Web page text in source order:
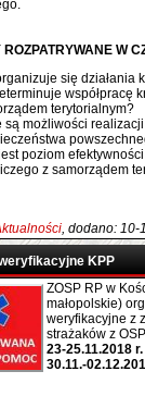
ROZPATRYWANE W
się działania
współpracę
terytorialnym?
są możliwości
poziom
z samorządem
, dodano: 10-
KPP
ZOSP RP w
małopolskie)
weryfikacyjne z
strażaków z
23-25.11.2018 r.
30.11.-